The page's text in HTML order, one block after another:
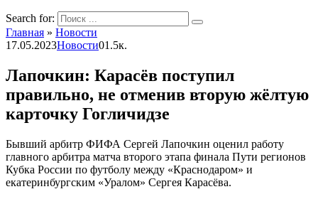
Search for:
Главная » Новости
17.05.2023Новости01.5к.
Лапочкин: Карасёв поступил
правильно, не отменив вторую жёлтую
карточку Гогличидзе
Бывший арбитр ФИФА Сергей Лапочкин оценил работу
главного арбитра матча второго этапа финала Пути регионов
Кубка России по футболу между «Краснодаром» и
екатеринбургским «Уралом» Сергея Карасёва.